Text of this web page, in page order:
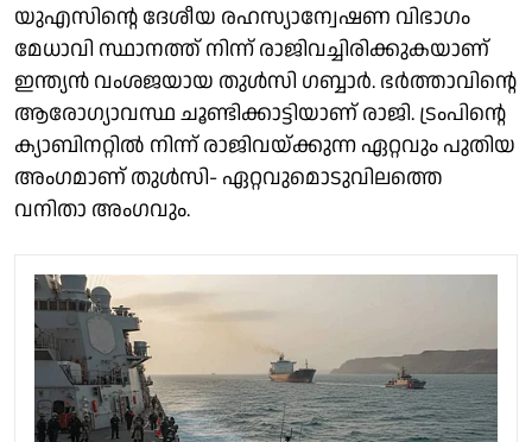
യുഎസിന്റെ ദേശീയ രഹസ്യാന്വേഷണ വിഭാഗം
മേധാവി സ്ഥാനത്ത് നിന്ന് രാജിവച്ചിരിക്കുകയാണ്
ഇന്ത്യൻ വംശജയായ തുൾസി ഗബ്ബാർ. ഭർത്താവിന്റെ
ആരോഗ്യാവസ്ഥ ചൂണ്ടിക്കാട്ടിയാണ് രാജി. ട്രംപിന്റെ
ക്യാബിനറ്റിൽ നിന്ന് രാജിവയ്ക്കുന്ന ഏറ്റവും പുതിയ
അംഗമാണ് തുൾസി- ഏറ്റവുമൊടുവിലത്തെ
വനിതാ അംഗവും.